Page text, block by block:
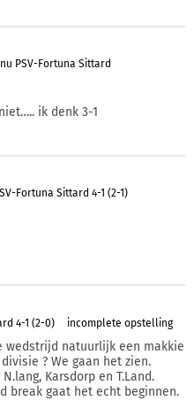
PSV-Fortuna Sittard
ik denk 3-1
Fortuna Sittard 4-1 (2-1)
4-1 (2-0) incomplete opstelling
wedstrijd natuurlijk een makkie
? We gaan het zien.
Karsdorp en T.Land.
break gaat het echt beginnen.